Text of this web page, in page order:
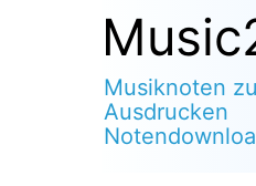
Musiknoten
Ausdrucken